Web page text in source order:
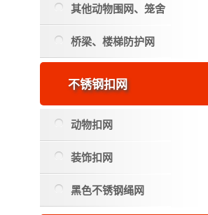
其他动物围网、笼舍
桥梁、楼梯防护网
不锈钢扣网
动物扣网
装饰扣网
黑色不锈钢绳网